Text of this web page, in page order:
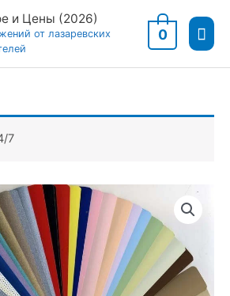
и Цены (2026)
от лазаревских
0
7